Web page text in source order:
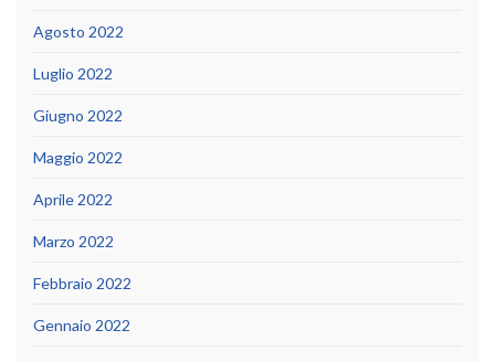
Agosto 2022
Luglio 2022
Giugno 2022
Maggio 2022
Aprile 2022
Marzo 2022
Febbraio 2022
Gennaio 2022